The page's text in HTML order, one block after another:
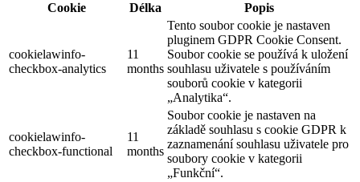
Cookie
Délka Popis
cookielawinfo-
checkbox-analytics
11
months
Tento soubor cookie je nastaven
pluginem GDPR Cookie Consent.
Soubor cookie se používá k uložení
souhlasu uživatele s používáním
souborů cookie v kategorii
„Analytika“.
cookielawinfo-
checkbox-functional
11
months
Soubor cookie je nastaven na
základě souhlasu s cookie GDPR k
zaznamenání souhlasu uživatele pro
soubory cookie v kategorii
„Funkční“.